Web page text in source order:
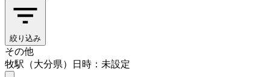
絞り込み
その他
牧駅（大分県）
日時：未設定